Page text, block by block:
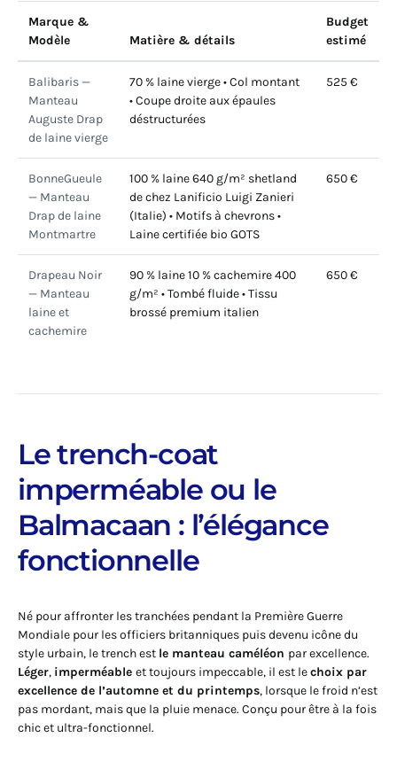
Marque &
Modèle
Matière & détails
Budget
estimé
Balibaris —
Manteau
Auguste Drap
de laine vierge
70 % laine vierge • Col montant
• Coupe droite aux épaules
déstructurées
525 €
BonneGueule
— Manteau
Drap de laine
Montmartre
100 % laine 640 g/m² shetland
de chez Lanificio Luigi Zanieri
(Italie) • Motifs à chevrons •
Laine certifiée bio GOTS
650 €
Drapeau Noir
— Manteau
laine et
cachemire
90 % laine 10 % cachemire 400
g/m² • Tombé fluide • Tissu
brossé premium italien
650 €
Le trench-coat
imperméable ou le
Balmacaan : l’élégance
fonctionnelle
Né pour affronter les tranchées pendant la Première Guerre
Mondiale pour les officiers britanniques puis devenu icône du
style urbain, le trench est le manteau caméléon par excellence.
Léger, imperméable et toujours impeccable, il est lechoix par
excellence de l’automne et du printemps, lorsque le froid n’est
pas mordant, mais que la pluie menace. Conçu pour être à la fois
chic et ultra-fonctionnel.